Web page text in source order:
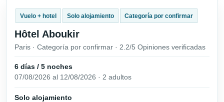
Vuelo + hotel Solo alojamiento Categoría por confirmar
Hôtel Aboukir
Paris · Categoría por confirmar · 2.2/5 Opiniones verificadas
6 días / 5 noches
07/08/2026 al 12/08/2026 · 2 adultos
Solo alojamiento